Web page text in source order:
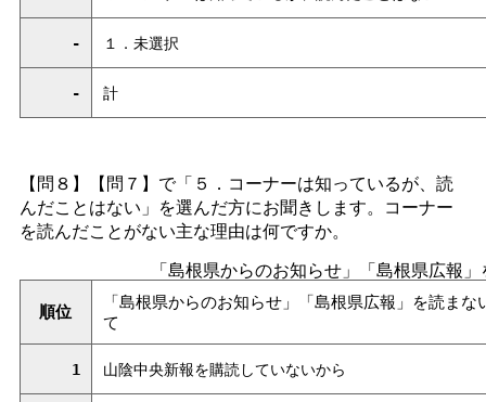
- １．未選択
- 計
【問８】【問７】で「５．コーナーは知っているが、読
んだことはない」を選んだ方にお聞きします。コーナー
を読んだことがない主な理由は何ですか。
「島根県からのお知らせ」「島根県広報
順位
「島根県からのお知らせ」「島根県広報」を読まな
て
1 山陰中央新報を購読していないから